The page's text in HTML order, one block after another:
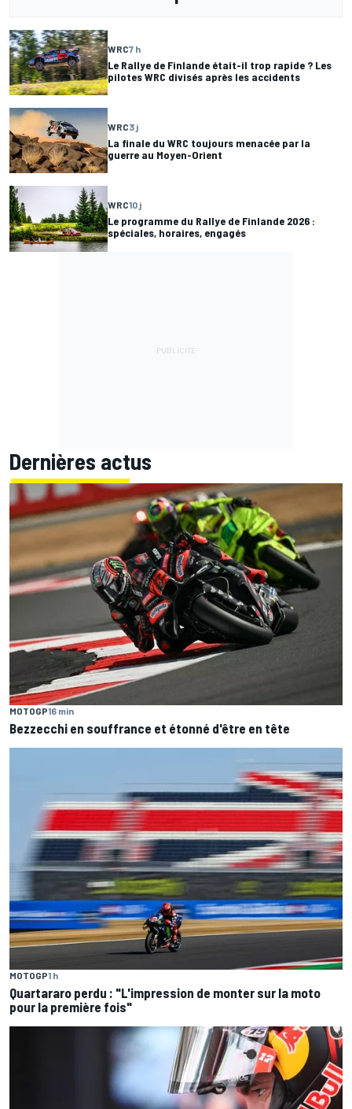
WRC7 h
Le Rallye de Finlande était-il trop rapide ? Les
pilotes WRC divisés après les accidents
WRC3 j
La finale du WRC toujours menacée par la
guerre au Moyen-Orient
WRC10 j
Le programme du Rallye de Finlande 2026 :
spéciales, horaires, engagés
Dernières actus
MOTOGP16 min
Bezzecchi en souffrance et étonné d'être en tête
MOTOGP1 h
Quartararo perdu : "L'impression de monter sur la moto
pour la première fois"